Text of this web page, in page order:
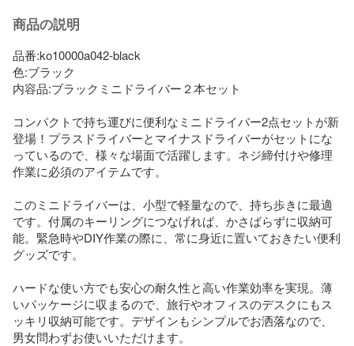
商品の説明
品番:ko10000a042-black
色:ブラック
内容品:ブラックミニドライバー２本セット
コンパクトで持ち運びに便利なミニドライバー2点セットが新
登場！プラスドライバーとマイナスドライバーがセットにな
っているので、様々な場面で活躍します。ネジ締付けや修理
作業に必須のアイテムです。
このミニドライバーは、小型で軽量なので、持ち歩きに最適
です。付属のキーリングにつなげれば、かさばらずに収納可
能。緊急時やDIY作業の際に、常に身近に置いておきたい便利
グッズです。
ハードな使い方でも安心の耐久性と高い作業効率を実現。薄
いパッケージに収まるので、旅行やオフィスのデスクにもス
ッキリ収納可能です。デザインもシンプルでお洒落なので、
男女問わずお使いいただけます。